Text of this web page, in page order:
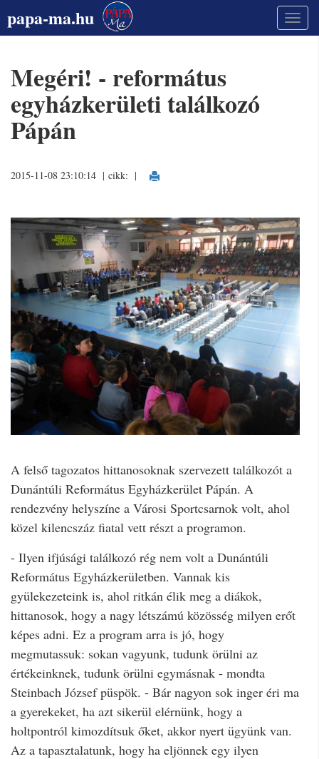
papa-ma.hu
Megéri! - református
egyházkerületi találkozó
Pápán
2015-11-08 23:10:14 | cikk: |
A felső tagozatos hittanosoknak szervezett találkozót a
Dunántúli Református Egyházkerület Pápán. A
rendezvény helyszíne a Városi Sportcsarnok volt, ahol
közel kilencszáz fiatal vett részt a programon.
- Ilyen ifjúsági találkozó rég nem volt a Dunántúli
Református Egyházkerületben. Vannak kis
gyülekezeteink is, ahol ritkán élik meg a diákok,
hittanosok, hogy a nagy létszámú közösség milyen erőt
képes adni. Ez a program arra is jó, hogy
megmutassuk: sokan vagyunk, tudunk örülni az
értékeinknek, tudunk örülni egymásnak - mondta
Steinbach József püspök. - Bár nagyon sok inger éri ma
a gyerekeket, ha azt sikerül elérnünk, hogy a
holtpontról kimozdítsuk őket, akkor nyert ügyünk van.
Az a tapasztalatunk, hogy ha eljönnek egy ilyen